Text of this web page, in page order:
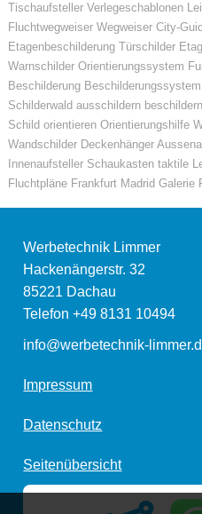
Tischaufsteller Verlegeschablonen
Fluchtwegweiser Wegweiser City-
Etagenbeschilderung Türschilder
Warnschilder Orientierungssystem
Beschilderung
Schilderwald ausschildern
Schild orientieren Orientierungshilfe
Wandschilder Deckenhänger
Innenaufsteller Schaukasten taktile
Fluchtpläne Frankfurt Madrid Galerie
Werbetechnik Limmer
Hackenängerstr. 32
85221 Dachau
Telefon+49 8131 10494
info@werbetechnik-
Impressum
Datenschutz
Seitenübersicht